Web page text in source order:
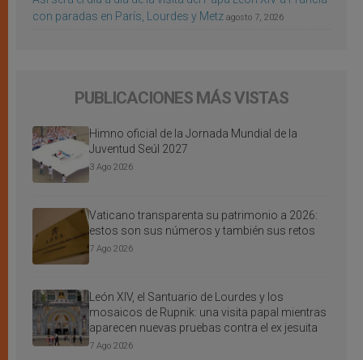
con paradas en París, Lourdes y Metz agosto 7, 2026
PUBLICACIONES MÁS VISTAS
Himno oficial de la Jornada Mundial de la
Juventud Seúl 2027
3 Ago 2026
Vaticano transparenta su patrimonio a 2026:
estos son sus números y también sus retos
7 Ago 2026
León XIV, el Santuario de Lourdes y los
mosaicos de Rupnik: una visita papal mientras
aparecen nuevas pruebas contra el ex jesuita
7 Ago 2026